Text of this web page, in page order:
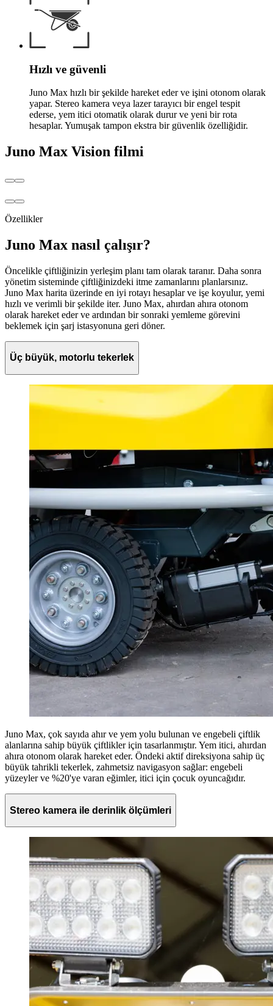
Hızlı ve güvenli
Juno Max hızlı bir şekilde hareket eder ve işini otonom olarak
yapar. Stereo kamera veya lazer tarayıcı bir engel tespit
ederse, yem itici otomatik olarak durur ve yeni bir rota
hesaplar. Yumuşak tampon ekstra bir güvenlik özelliğidir.
Juno Max Vision filmi
Özellikler
Juno Max nasıl çalışır?
Öncelikle çiftliğinizin yerleşim planı tam olarak taranır. Daha sonra
yönetim sisteminde çiftliğinizdeki itme zamanlarını planlarsınız.
Juno Max harita üzerinde en iyi rotayı hesaplar ve işe koyulur, yemi
hızlı ve verimli bir şekilde iter. Juno Max, ahırdan ahıra otonom
olarak hareket eder ve ardından bir sonraki yemleme görevini
beklemek için şarj istasyonuna geri döner.
Üç büyük, motorlu tekerlek
Juno Max, çok sayıda ahır ve yem yolu bulunan ve engebeli çiftlik
alanlarına sahip büyük çiftlikler için tasarlanmıştır. Yem itici, ahırdan
ahıra otonom olarak hareket eder. Öndeki aktif direksiyona sahip üç
büyük tahrikli tekerlek, zahmetsiz navigasyon sağlar: engebeli
yüzeyler ve %20'ye varan eğimler, itici için çocuk oyuncağıdır.
Stereo kamera ile derinlik ölçümleri